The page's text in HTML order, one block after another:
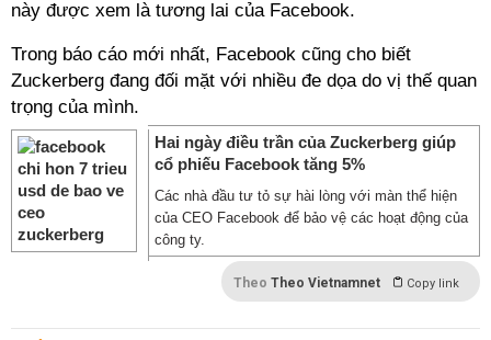
này được xem là tương lai của Facebook.
Trong báo cáo mới nhất, Facebook cũng cho biết
Zuckerberg đang đối mặt với nhiều đe dọa do vị thế quan
trọng của mình.
Hai ngày điều trần của Zuckerberg giúp
cổ phiếu Facebook tăng 5%
Các nhà đầu tư tỏ sự hài lòng với màn thể hiện
của CEO Facebook để bảo vệ các hoạt động của
công ty.
Theo Theo Vietnamnet Copy link